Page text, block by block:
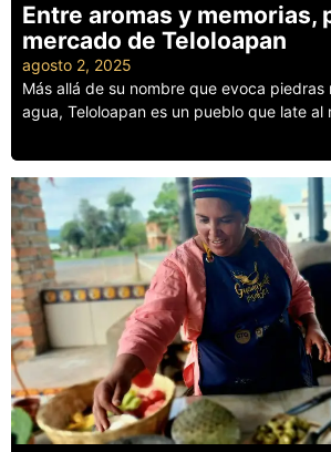
Entre aromas y memorias,
mercado de Teloloapan
agosto 2, 2025
Más allá de su nombre que evoca piedras
agua, Teloloapan es un pueblo que late al